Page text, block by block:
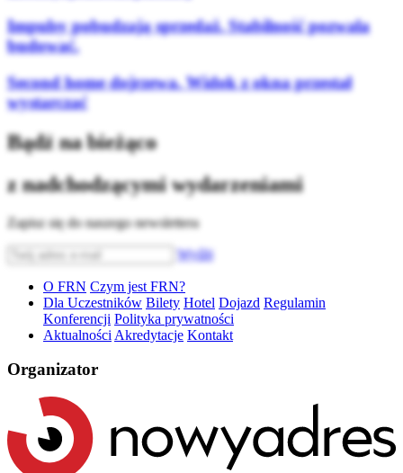
Impulsy pobudzają sprzedaż. Stabilność pozwala
budować.
Second home dojrzewa. Widok z okna przestał
wystarczać
Bądź na bieżąco
z nadchodzącymi wydarzeniami
Zapisz się do naszego newslettera
Wyślij
O FRN Czym jest FRN?
Dla Uczestników Bilety Hotel Dojazd Regulamin
Konferencji Polityka prywatności
Aktualności Akredytacje Kontakt
Organizator